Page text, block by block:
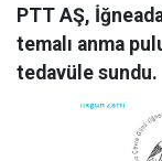
PTT AŞ,
temalı anma
tedavüle sundu.